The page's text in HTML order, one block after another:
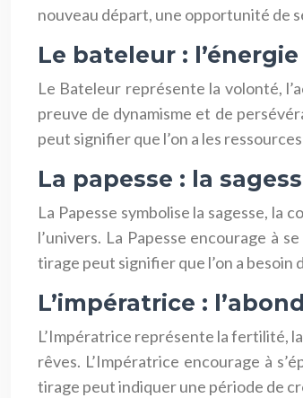
nouveau départ, une opportunité de
Le bateleur :
Le Bateleur représente la volonté,
preuve de dynamisme et de
peut signifier que l’on a les
La papesse : la
La Papesse symbolise la sagesse,
l’univers. La Papesse encourage à
tirage peut signifier que l’on a besoin
L’impératrice :
L’Impératrice représente la fertilité,
rêves. L’Impératrice encourage à
tirage peut indiquer une période de